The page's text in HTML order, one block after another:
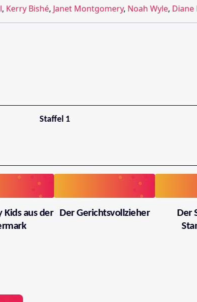
, Kerry Bishé, Janet Montgomery, Noah Wyle, Diane
Staffel 1
Kids aus der
Der Gerichtsvollzieher
Der